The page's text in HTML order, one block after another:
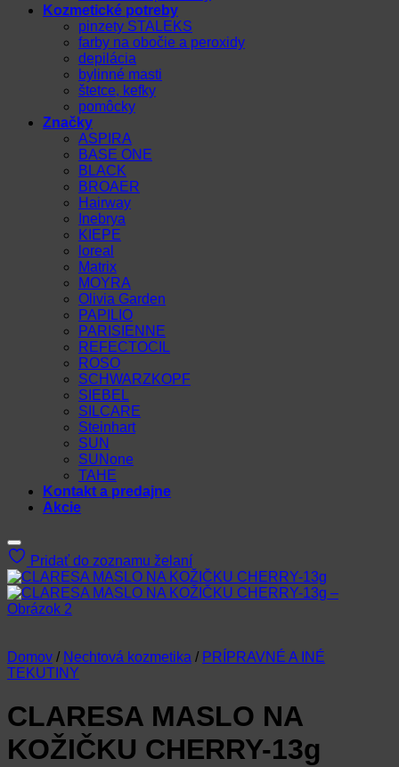
Kozmetické potreby
pinzety STALEKS
farby na obočie a peroxidy
depilácia
bylinné masti
štetce, kefky
pomôcky
Značky
ASPIRA
BASE ONE
BLACK
BROAER
Hairway
Inebrya
KIEPE
loreal
Matrix
MOYRA
Olivia Garden
PAPILIO
PARISIENNE
REFECTOCIL
ROSO
SCHWARZKOPF
SIEBEL
SILCARE
Steinhart
SUN
SUNone
TAHE
Kontakt a predajne
Akcie
Pridať do zoznamu želaní
Domov / Nechtová kozmetika / PRÍPRAVNÉ A INÉ
TEKUTINY
CLARESA MASLO NA
KOŽIČKU CHERRY-13g